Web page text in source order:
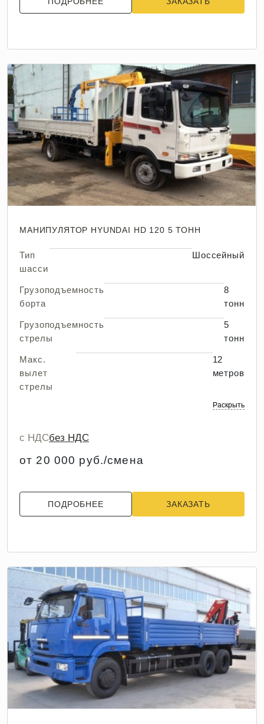
МАНИПУЛЯТОР HYUNDAI HD 120 5 ТОНН
Тип
шасси
Шоссейный
Грузоподъемность
борта
8
тонн
Грузоподъемность
стрелы
5
тонн
Макс.
вылет
стрелы
12
метров
Раскрыть
с НДСбез НДС
от 20 000 руб./смена
ПОДРОБНЕЕ ЗАКАЗАТЬ